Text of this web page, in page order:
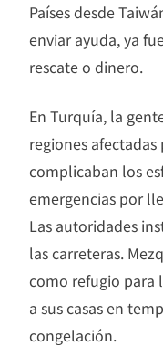
Países desde
enviar ayuda, ya
rescate o dinero.
En Turquía, la
regiones
complicaban los
emergencias por
Las autoridades
las carreteras.
como refugio para
a sus casas en
congelación.